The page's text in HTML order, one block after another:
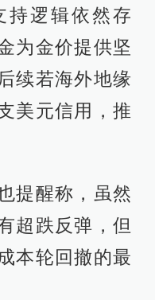
持逻辑依然存
为金价提供坚
续若海外地缘
美元信用，推
提醒称，虽然
超跌反弹，但
本轮回撤的最